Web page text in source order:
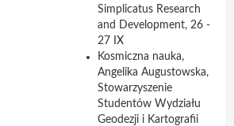
Simplicatus Research
and Development, 26 -
27 IX
Kosmiczna nauka,
Angelika Augustowska,
Stowarzyszenie
Studentów Wydziału
Geodezji i Kartografii